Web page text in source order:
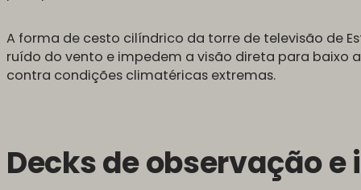
A forma de cesto cilíndrico da torre de televisão de
ruído do vento e impedem a visão direta para baixo
contra condições climatéricas extremas.
Decks de observação